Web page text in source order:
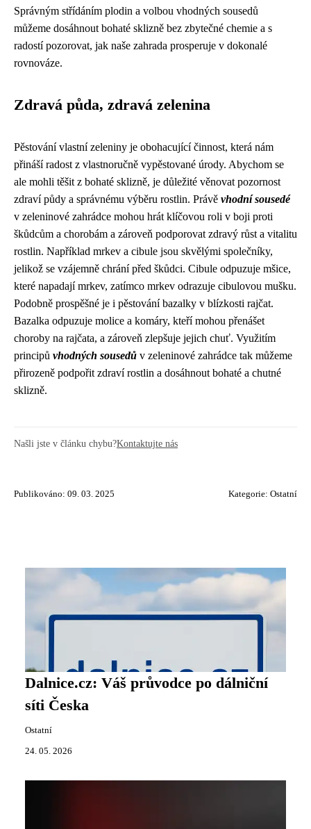
Správným střídáním plodin a volbou vhodných sousedů
můžeme dosáhnout bohaté sklizně bez zbytečné chemie a s
radostí pozorovat, jak naše zahrada prosperuje v dokonalé
rovnováze.
Zdravá půda, zdravá zelenina
Pěstování vlastní zeleniny je obohacující činnost, která nám
přináší radost z vlastnoručně vypěstované úrody. Abychom se
ale mohli těšit z bohaté sklizně, je důležité věnovat pozornost
zdraví půdy a správnému výběru rostlin. Právě vhodní sousedé
v zeleninové zahrádce mohou hrát klíčovou roli v boji proti
škůdcům a chorobám a zároveň podporovat zdravý růst a vitalitu
rostlin. Například mrkev a cibule jsou skvělými společníky,
jelikož se vzájemně chrání před škůdci. Cibule odpuzuje mšice,
které napadají mrkev, zatímco mrkev odrazuje cibulovou mušku.
Podobně prospěšné je i pěstování bazalky v blízkosti rajčat.
Bazalka odpuzuje molice a komáry, kteří mohou přenášet
choroby na rajčata, a zároveň zlepšuje jejich chuť. Využitím
principů vhodných sousedů v zeleninové zahrádce tak můžeme
přirozeně podpořit zdraví rostlin a dosáhnout bohaté a chutné
sklizně.
Našli jste v článku chybu?Kontaktujte nás
Publikováno: 09. 03. 2025 Kategorie: Ostatní
Dalnice.cz: Váš průvodce po dálniční
síti Česka
Ostatní
24. 05. 2026